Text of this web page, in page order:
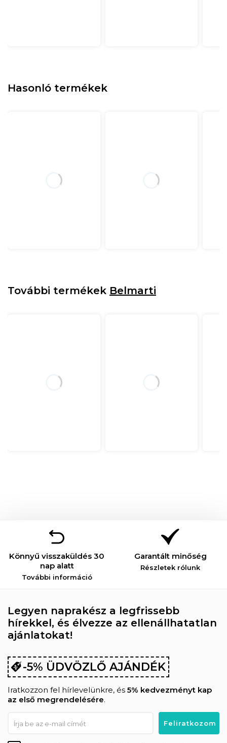
Hasonló termékek
További termékek Belmarti
Könnyű visszaküldés 30
nap alatt
További információ
Garantált minőség
Részletek rólunk
Legyen naprakész a legfrissebb
hírekkel, és élvezze az ellenállhatatlan
ajánlatokat!
-5% ÜDVÖZLŐ AJÁNDÉK
Iratkozzon fel hírlevelünkre, és 5% kedvezményt kap
az első megrendelésére.